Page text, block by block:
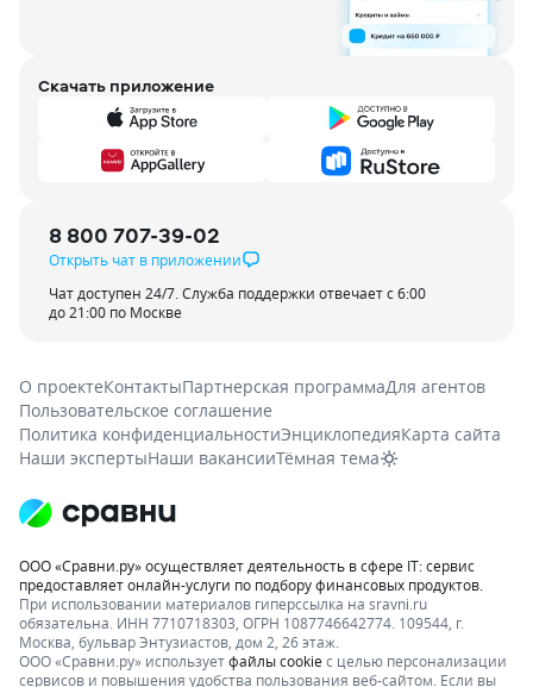
Скачать приложение
8 800 707-39-02
Открыть чат в приложении
Чат доступен 24/7. Служба поддержки отвечает с 6:00
до 21:00 по Москве
О проектеКонтактыПартнерская программаДля агентов
Пользовательское соглашение
Политика конфиденциальностиЭнциклопедияКарта сайта
Наши экспертыНаши вакансииТёмная тема
ООО «Сравни.ру» осуществляет деятельность в сфере IT: сервис
предоставляет онлайн-услуги по подбору финансовых продуктов.
При использовании материалов гиперссылка на sravni.ru
обязательна. ИНН 7710718303, ОГРН 1087746642774. 109544, г.
Москва, бульвар Энтузиастов, дом 2, 26 этаж.
ООО «Сравни.ру» используетфайлы cookieс целью персонализации
сервисов и повышения удобства пользования веб-сайтом. Если вы